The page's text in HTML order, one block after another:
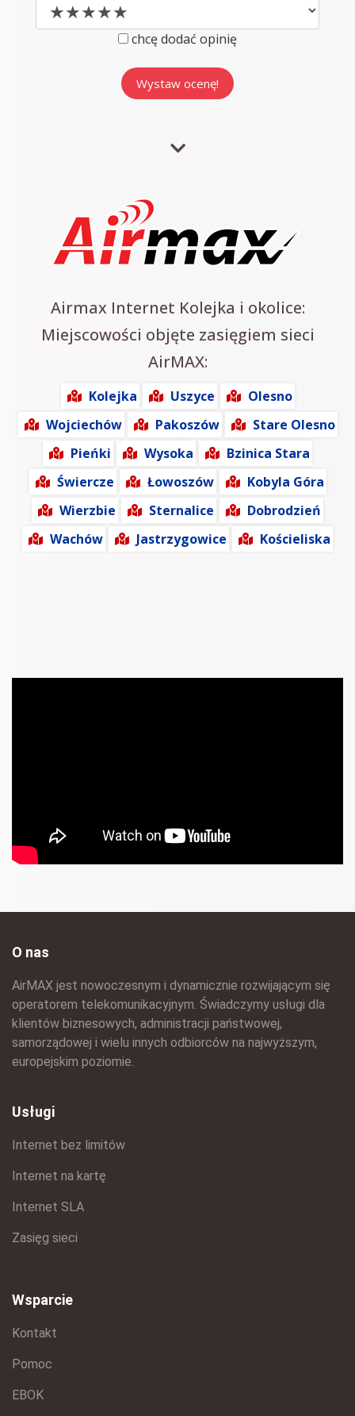
chcę dodać opinię
Airmax Internet Kolejka i okolice:
Miejscowości objęte zasięgiem sieci
AirMAX:
Kolejka Uszyce
Olesno
Wojciechów
Pakoszów
Stare Olesno
Pieńki
Wysoka
Bzinica Stara
Świercze
Łowoszów
Kobyla Góra
Wierzbie
Sternalice
Dobrodzień
Wachów
Jastrzygowice Kościeliska
O nas
AirMAX jest nowoczesnym i dynamicznie rozwijającym się
operatorem telekomunikacyjnym. Świadczymy usługi dla
klientów biznesowych, administracji państwowej,
samorządowej i wielu innych odbiorców na najwyższym,
europejskim poziomie.
Usługi
Internet bez limitów
Internet na kartę
Internet SLA
Zasięg sieci
Wsparcie
Kontakt
Pomoc
EBOK